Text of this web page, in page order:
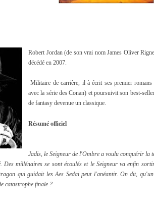
Robert Jordan (de son vrai nom James Oliver
décédé en 2007.
Militaire de carrière, il à écrit ses premier
avec la série des Conan) et poursuivit son best-
de fantasy devenue un classique.
Résumé officiel
Jadis, le Seigneur de l'Ombre a voulu conquérir la
Des millénaires se sont écoulés et le Seigneur va enfin
qui guidait les Aes Sedai peut l'anéantir. On dit,
catastrophe finale ?